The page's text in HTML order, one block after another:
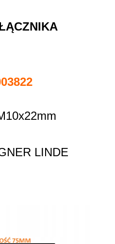
LINDE